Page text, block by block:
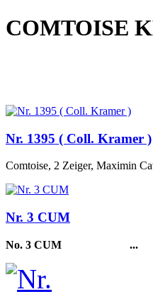
COMTOISE
Nr. 1395 ( Coll. Kramer )
Comtoise, 2 Zeiger, Maximin
Nr. 3 CUM
No. 3 CUM ...